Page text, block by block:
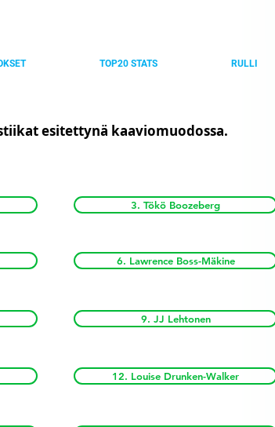
TOP20 STATS RULLI
esitettynä kaaviomuodossa.
3. Tökö Boozeberg
6. Lawrence Boss-Mäkine
9. JJ Lehtonen
12. Louise Drunken-Walker